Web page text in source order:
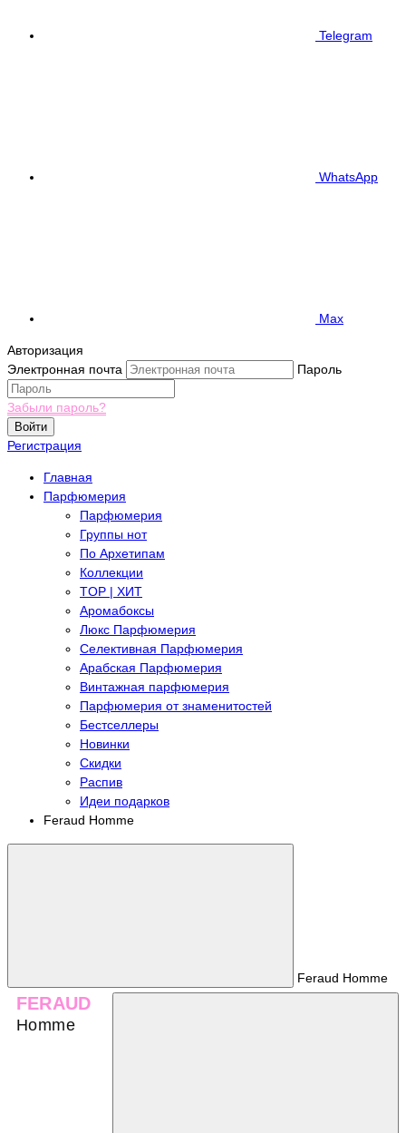
Telegram
WhatsApp
Max
Авторизация
Электронная почта
Пароль
Забыли пароль?
Войти
Регистрация
Главная
Парфюмерия
Парфюмерия
Группы нот
По Архетипам
Коллекции
TOP | ХИТ
Аромабоксы
Люкс Парфюмерия
Селективная Парфюмерия
Арабская Парфюмерия
Винтажная парфюмерия
Парфюмерия от знаменитостей
Бестселлеры
Новинки
Скидки
Распив
Идеи подарков
Feraud Homme
Feraud Homme
FERAUD
Homme